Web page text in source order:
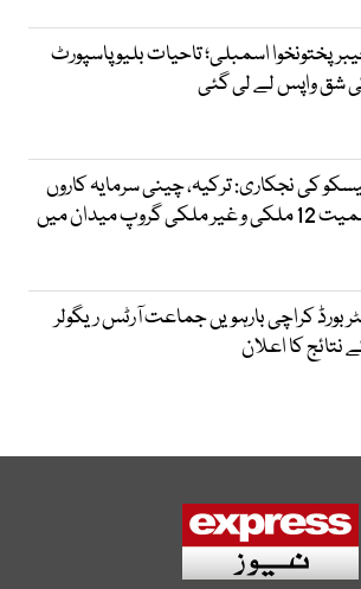
اسمبلی؛ تاحیات بلیو پاسپورٹ
شق واپس لے لی گئی
کی نجکاری: ترکیہ، چینی سرمایہ کاروں
و غیر ملکی گروپ میدان میں
بورڈ کراچی بارہویں جماعت آرٹس ریگولر
نتائج کا اعلان